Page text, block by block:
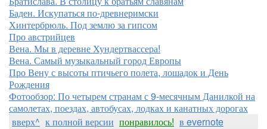
Баден. Искупаться по-древнеримски
Хинтербрюль. Под землю за гипсом
Про австрийцев
Вена. Мы в деревне Хундертвассера!
Вена. Самый музыкальный город Европы
Про Вену с высоты птичьего полета, лошадок и День
Рождения
Фотообзор: По четырем странам с 9-месячным Данилкой на
самолетах, поездах, автобусах, лодках и канатных дорогах
вверх^ к полной версии понравилось! в evernote